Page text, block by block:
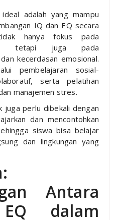
adalah yang mampu
IQ dan EQ secara
hanya fokus pada
tetapi juga pada
kecerdasan emosional.
pembelajaran sosial-
serta pelatihan
manajemen stres.
juga perlu dibekali dengan
dan mencontohkan
siswa bisa belajar
dan lingkungan yang
Antara
dalam